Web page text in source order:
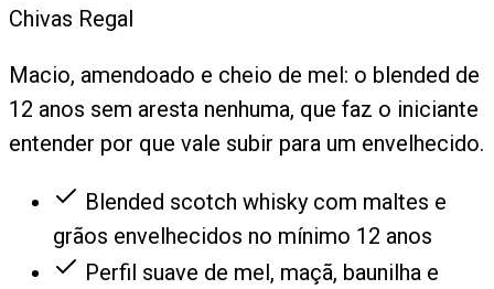
Chivas Regal
Macio, amendoado e cheio de mel: o blended de
12 anos sem aresta nenhuma, que faz o iniciante
entender por que vale subir para um envelhecido.
Blended scotch whisky com maltes e
grãos envelhecidos no mínimo 12 anos
Perfil suave de mel, maçã, baunilha e